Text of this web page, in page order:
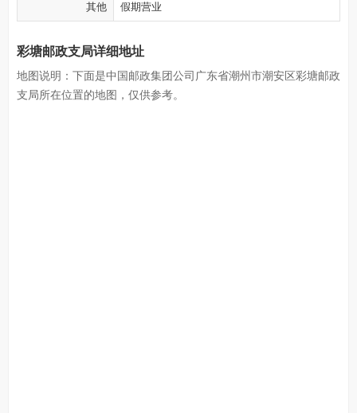
其他 假期营业
彩塘邮政支局详细地址
地图说明：下面是中国邮政集团公司广东省潮州市潮安区彩塘邮政
支局所在位置的地图，仅供参考。